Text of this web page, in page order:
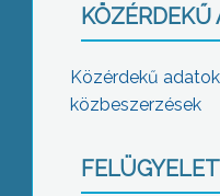
Közérdekű
közbeszerzések